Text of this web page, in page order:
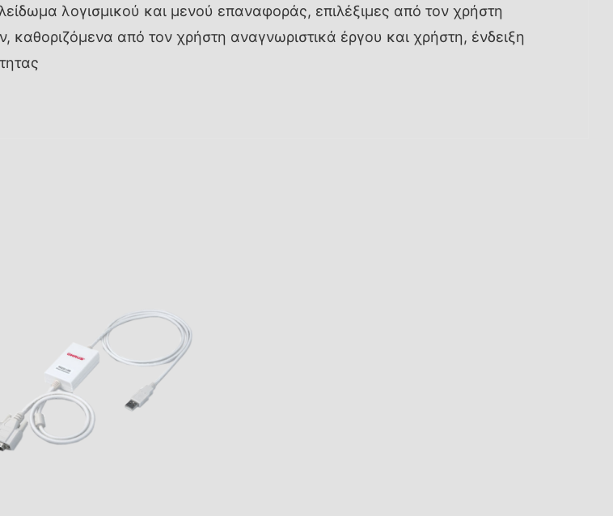
λογισμικού και μενού επαναφοράς, επιλέξιμες από τον χρήστη
καθοριζόμενα από τον χρήστη αναγνωριστικά έργου και χρήστη, ένδειξη